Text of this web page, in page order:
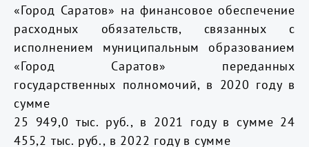
«Город Саратов» на финансовое обеспечение
расходных обязательств, связанных с
исполнением муниципальным образованием
«Город Саратов» переданных
государственных полномочий, в 2020 году в
сумме
25 949,0 тыс. руб., в 2021 году в сумме 24
455,2 тыс. руб., в 2022 году в сумме